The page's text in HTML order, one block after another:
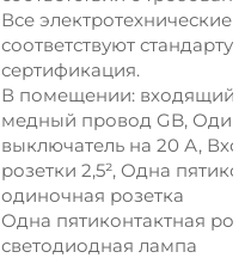
Все электротехнические
соответствуют стандарту
сертификация.
В помещении: входящий
медный провод GB, Один
выключатель на 20 А,
розетки 2,5², Одна
одиночная розетка
Одна пятиконтактная
светодиодная лампа